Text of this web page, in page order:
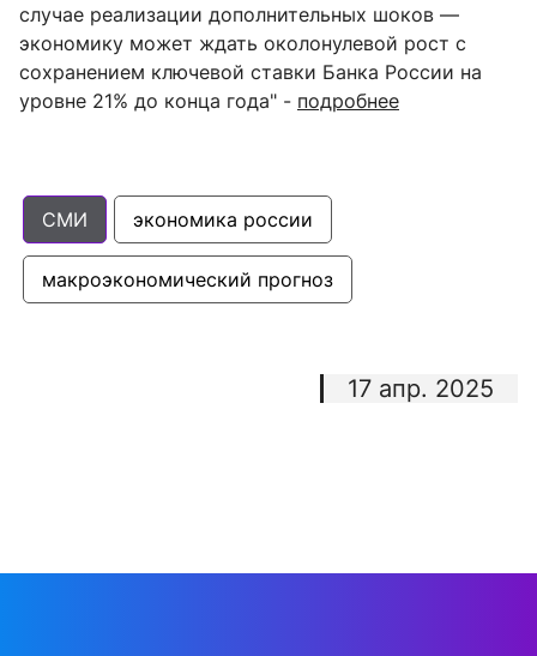
случае реализации дополнительных шоков —
экономику может ждать околонулевой рост с
сохранением ключевой ставки Банка России на
уровне 21% до конца года" - подробнее
СМИ экономика россии
макроэкономический прогноз
17 апр. 2025